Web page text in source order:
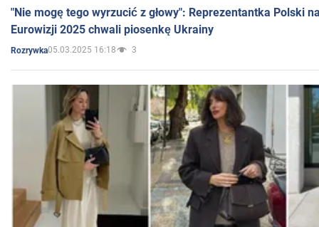
"Nie mogę tego wyrzucić z głowy": Reprezentantka Polski
Eurowizji 2025 chwali piosenkę Ukrainy
Rozrywka05.03.2025 16:18 3